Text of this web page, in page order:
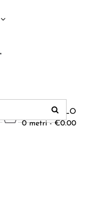
CARRELLO
0 metri - €0.00